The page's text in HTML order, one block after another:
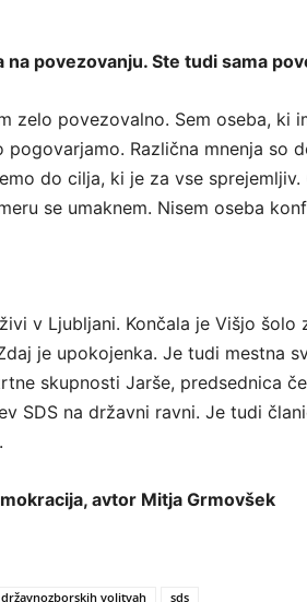
na povezovanju. Ste tudi sama
zelo povezovalno. Sem oseba, ki
Različna mnenja so
do cilja, ki je za vse
se umaknem. Nisem oseba
v Ljubljani. Končala je Višjo šolo
je upokojenka. Je tudi mestna
skupnosti Jarše, predsednica
SDS na državni ravni. Je tudi
avtor Mitja Grmovšek
volitvah sds